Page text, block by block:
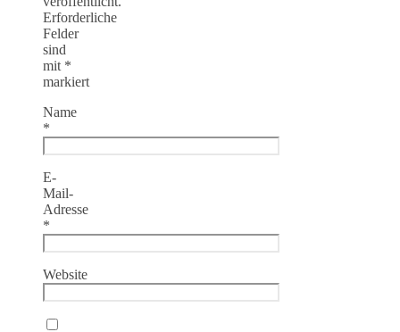
Erforderliche
Felder
sind
mit *
markiert
Name
*
E-
Mail-
Adresse
*
Website